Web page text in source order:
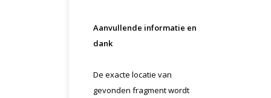
Aanvullende informatie en
dank
De exacte locatie van
gevonden fragment wordt